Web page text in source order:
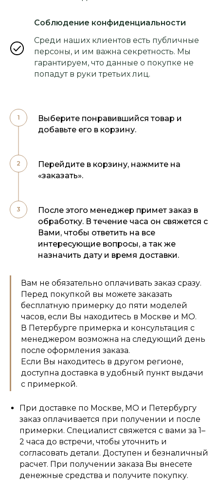
Соблюдение конфиденциальности
Среди наших клиентов есть публичные
персоны, и им важна секретность. Мы
гарантируем, что данные о покупке не
попадут в руки третьих лиц.
Выберите понравившийся товар и
добавьте его в корзину.
Перейдите в корзину, нажмите на
«заказать».
После этого менеджер примет заказ в
обработку. В течение часа он свяжется с
Вами, чтобы ответить на все
интересующие вопросы, а так же
назначить дату и время доставки.
Вам не обязательно оплачивать заказ сразу.
Перед покупкой вы можете заказать
бесплатную примерку до пяти моделей
часов, если Вы находитесь в Москве и МО.
В Петербурге примерка и консультация с
менеджером возможна на следующий день
после оформления заказа.
Если Вы находитесь в другом регионе,
доступна доставка в удобный пункт выдачи
с примеркой.
При доставке по Москве, МО и Петербургу
заказ оплачивается при получении и после
примерки. Специалист свяжется с вами за 1–
2 часа до встречи, чтобы уточнить и
согласовать детали. Доступен и безналичный
расчет. При получении заказа Вы внесете
денежные средства и получите покупку.